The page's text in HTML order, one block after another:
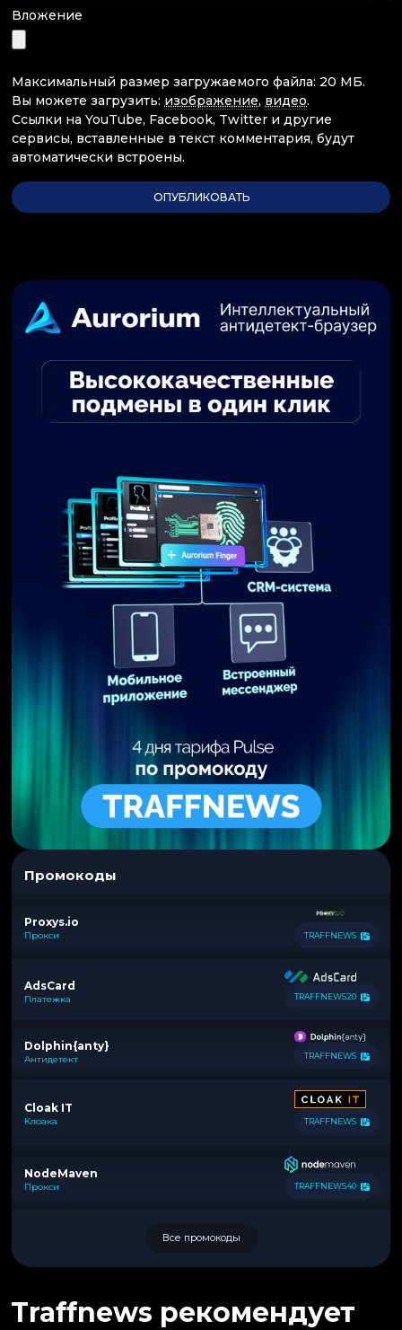
Вложение
Максимальный размер загружаемого файла: 20 МБ.
Вы можете загрузить: изображение, видео.
Ссылки на YouTube, Facebook, Twitter и другие
сервисы, вставленные в текст комментария, будут
автоматически встроены.
Промокоды
Proxys.io
Прокси TRAFFNEWS
AdsCard
Платежка TRAFFNEWS20
Dolphin{anty}
Антидетект TRAFFNEWS
Cloak IT
Клоака TRAFFNEWS
NodeMaven
Прокси TRAFFNEWS40
Все промокоды
Traffnews рекомендует